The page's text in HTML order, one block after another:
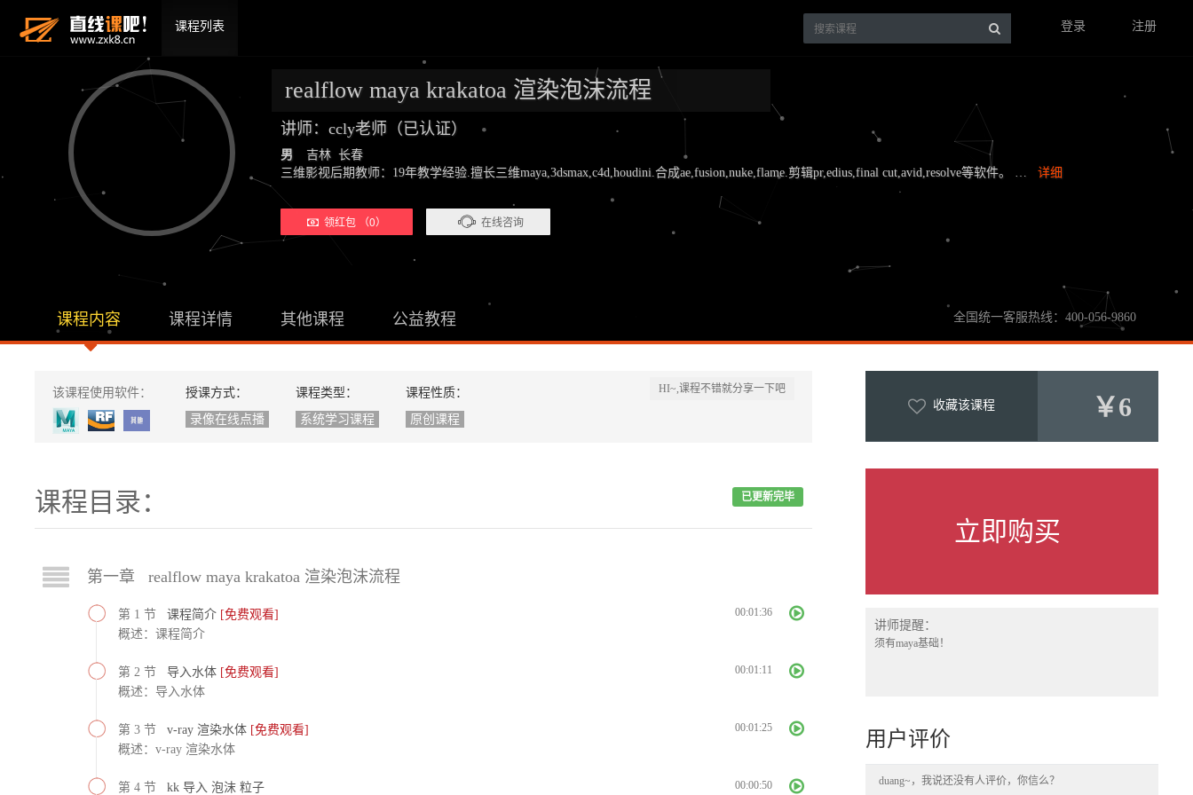
课程列表 登录 注册
realflow maya krakatoa 渲染泡沫流程
讲师：ccly老师（已认证）
男
吉林 长春
三维影视后期教师：19年教学经验.擅长三维maya,3dsmax,c4d,houdini.合成ae,fusion,nuke,flame.剪辑pr,edius,final cut,avid,resolve等软件。 … 详细
领红包 （0） 在线咨询
课程内容 课程详情 其他课程 公益教程 全国统一客服热线：400-056-9860
HI~,课程不错就分享一下吧
该课程使用软件：
授课方式：
录像在线点播
课程类型：
系统学习课程
课程性质：
原创课程
课程目录： 已更新完毕
第一章 realflow maya krakatoa 渲染泡沫流程
第 1 节 课程简介 [免费观看]
概述：课程简介
00:01:36
第 2 节 导入水体 [免费观看]
概述：导入水体
00:01:11
第 3 节 v-ray 渲染水体 [免费观看]
概述：v-ray 渲染水体
00:01:25
第 4 节 kk 导入 泡沫 粒子
00:00:50
收藏该课程 ￥6
立即购买
讲师提醒：
须有maya基础！
用户评价
duang~，我说还没有人评价，你信么？